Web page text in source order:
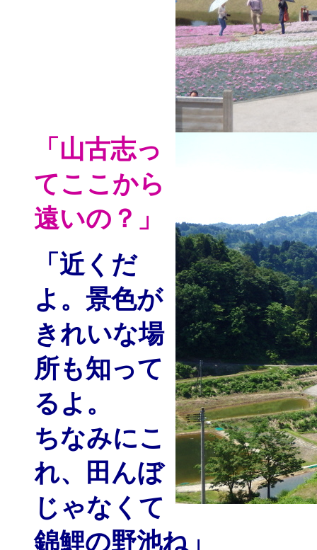
「山古志っ
てここから
遠いの？」
「近くだ
よ。景色が
きれいな場
所も知って
るよ。
ちなみにこ
れ、田んぼ
じゃなくて
錦鯉の野池ね」